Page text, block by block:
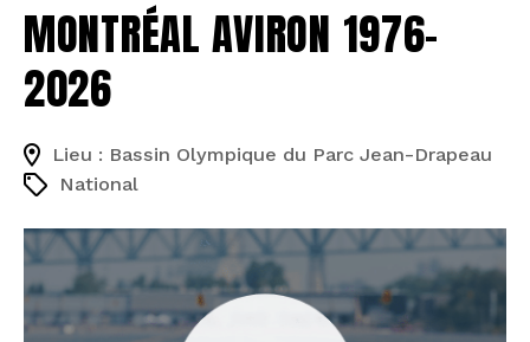
MONTRÉAL AVIRON 1976-
2026
Lieu : Bassin Olympique du Parc Jean-Drapeau
National